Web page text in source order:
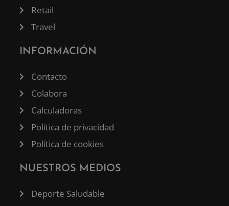
Retail
Travel
INFORMACIÓN
Contacto
Colabora
Calculadoras
Política de privacidad
Política de cookies
NUESTROS MEDIOS
Deporte Saludable